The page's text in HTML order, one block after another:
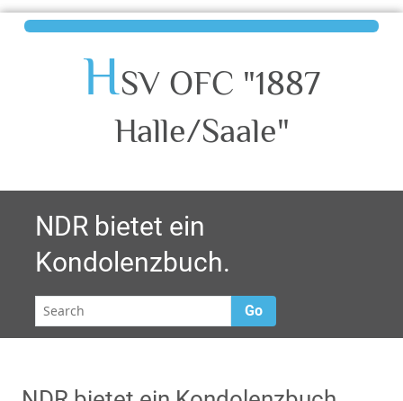
HSV OFC "1887
Halle/Saale"
NDR bietet ein
Kondolenzbuch.
Go